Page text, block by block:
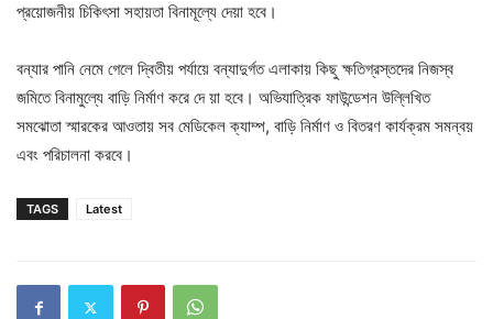
প্রয়োজনীয় চিকিৎসা সহায়তা বিনামূল্যে দেয়া হবে।
বন্যার পানি নেমে গেলে দ্বিতীয় পর্যায়ে বন্যাদুর্গত এলাকায় কিছু ক্ষতিগ্রস্তদের নিজস্ব
জমিতে বিনামুল্যে বাড়ি নির্মাণ করে দে য়া হবে। অভিযাত্রিক ফাউন্ডেশন উল্লিখিত
সমঝোতা স্মারকের আওতায় সব মেডিকেল ক্যাম্প, বাড়ি নির্মাণ ও বিতরণ কার্যক্রম সমন্বয়
এবং পরিচালনা করবে।
TAGS Latest